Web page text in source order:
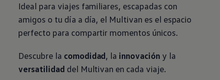
Ideal para viajes familiares, escapadas con
amigos o tu día a día, el Multivan es el espacio
perfecto para compartir momentos únicos.
Descubre la comodidad, la innovacióny la
versatilidad del Multivan en cada viaje.